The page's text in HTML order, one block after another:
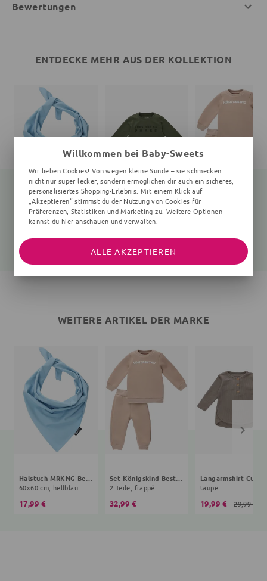
Bewertungen
ENTDECKE MEHR AUS DER KOLLEKTION
Halstuch MRKNG Bestseller Kollektion
60x60 cm, hellblau
17,99 €
khaki
WEITERE ARTIKEL DER MARKE
Halstuch MRKNG Bestseller Kollektion
60x60 cm, hellblau
17,99 €
Set Königskind Bestseller Kollektion
2 Teile, frappé
32,99 €
taupe
19,99 € 29,99 €
Willkommen bei Baby-Sweets
Wir lieben Cookies! Von wegen kleine Sünde – sie schmecken
nicht nur super lecker, sondern ermöglichen dir auch ein sicheres,
personalisiertes Shopping-Erlebnis. Mit einem Klick auf
„Akzeptieren“ stimmst du der Nutzung von Cookies für
Präferenzen, Statistiken und Marketing zu. Weitere Optionen
kannst du hier anschauen und verwalten.
ALLE AKZEPTIEREN